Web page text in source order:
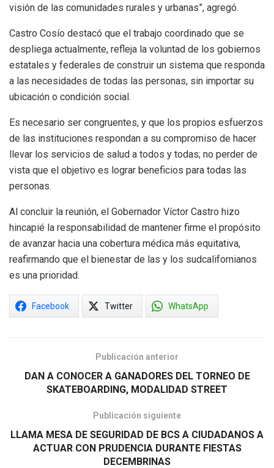
visión de las comunidades rurales y urbanas”, agregó.
Castro Cosío destacó que el trabajo coordinado que se
despliega actualmente, refleja la voluntad de los gobiernos
estatales y federales de construir un sistema que responda
a las necesidades de todas las personas, sin importar su
ubicación o condición social.
Es necesario ser congruentes, y que los propios esfuerzos
de las instituciones respondan a su compromiso de hacer
llevar los servicios de salud a todos y todas; no perder de
vista que el objetivo es lograr beneficios para todas las
personas.
Al concluir la reunión, el Gobernador Víctor Castro hizo
hincapié la responsabilidad de mantener firme el propósito
de avanzar hacia una cobertura médica más equitativa,
reafirmando que el bienestar de las y los sudcalifornianos
es una prioridad.
Facebook Twitter WhatsApp
Publicación anterior
DAN A CONOCER A GANADORES DEL TORNEO DE
SKATEBOARDING, MODALIDAD STREET
Publicación siguiente
LLAMA MESA DE SEGURIDAD DE BCS A CIUDADANOS A
ACTUAR CON PRUDENCIA DURANTE FIESTAS
DECEMBRINAS